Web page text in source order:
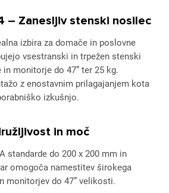
– Zanesljiv stenski nosilec
izbira za domače in poslovne
vsestranski in trpežen stenski
monitorje do 47” ter 25 kg.
z enostavnim prilagajanjem kota
izkušnjo.
in moč
standarde do 200 x 200 mm in
omogoča namestitev širokega
monitorjev do 47” velikosti.